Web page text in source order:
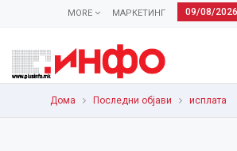
09/08/2026
МАРКЕТИНГ
MORE
Дома Последни објави исплата